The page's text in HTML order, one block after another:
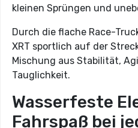
kleinen Sprüngen und
Durch die flache Race-
XRT sportlich auf der
Mischung aus Stabilität,
Tauglichkeit.
Wasserfeste
Fahrspaß bei